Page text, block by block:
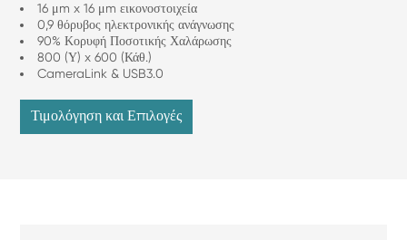
16 μm x 16 μm εικονοστοιχεία
0,9 θόρυβος ηλεκτρονικής ανάγνωσης
90% Κορυφή Ποσοτικής Χαλάρωσης
800 (Υ) x 600 (Κάθ.)
CameraLink & USB3.0
Τιμολόγηση και Επιλογές